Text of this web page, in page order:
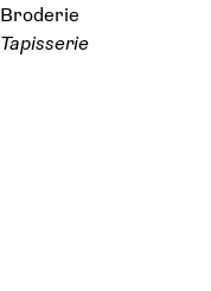
Broderie
Tapisserie